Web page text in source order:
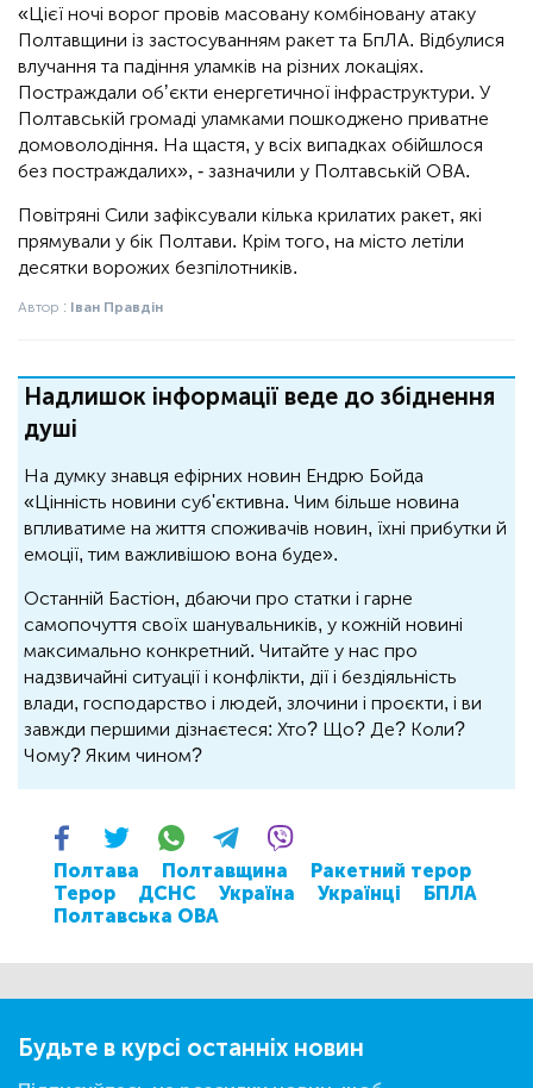
«Цієї ночі ворог провів масовану комбіновану атаку
Полтавщини із застосуванням ракет та БпЛА. Відбулися
влучання та падіння уламків на різних локаціях.
Постраждали обʼєкти енергетичної інфраструктури. У
Полтавській громаді уламками пошкоджено приватне
домоволодіння. На щастя, у всіх випадках обійшлося
без постраждалих», - зазначили у Полтавській ОВА.
Повітряні Сили зафіксували кілька крилатих ракет, які
прямували у бік Полтави. Крім того, на місто летіли
десятки ворожих безпілотників.
Автор : Іван Правдін
Надлишок інформації веде до збіднення
душі
На думку знавця ефірних новин Ендрю Бойда
«Цінність новини суб'єктивна. Чим більше новина
впливатиме на життя споживачів новин, їхні прибутки й
емоції, тим важливішою вона буде».
Останній Бастіон, дбаючи про статки і гарне
самопочуття своїх шанувальників, у кожній новині
максимально конкретний. Читайте у нас про
надзвичайні ситуації і конфлікти, дії і бездіяльність
влади, господарство і людей, злочини і проєкти, і ви
завжди першими дізнаєтеся: Хто? Що? Де? Коли?
Чому? Яким чином?
Полтава Полтавщина
Ракетний терор
Терор
ДСНС Україна Українці
БПЛА
Полтавська ОВА
Будьте в курсі останніх новин